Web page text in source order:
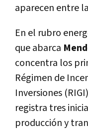
aparecen entre
En el rubro
que abarca
concentra los
Régimen de
Inversiones
registra tres
producción y